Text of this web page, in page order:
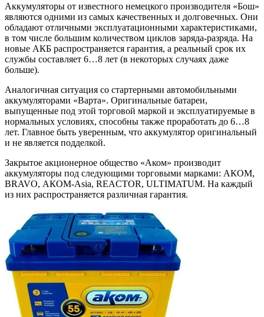
Аккумуляторы от известного немецкого производителя «Бош»
являются одними из самых качественных и долговечных. Они
обладают отличными эксплуатационными характеристиками,
в том числе большим количеством циклов заряда-разряда. На
новые АКБ распространяется гарантия, а реальный срок их
службы составляет 6…8 лет (в некоторых случаях даже
больше).
Аналогичная ситуация со стартерными автомобильными
аккумуляторами «Варта». Оригинальные батареи,
выпущенные под этой торговой маркой и эксплуатируемые в
нормальных условиях, способны также проработать до 6…8
лет. Главное быть уверенным, что аккумулятор оригинальный
и не является подделкой.
Закрытое акционерное общество «Аком» производит
аккумуляторы под следующими торговыми марками: АКОМ,
BRAVO, АКОМ-Asia, REACTOR, ULTIMATUM. На каждый
из них распространяется различная гарантия.